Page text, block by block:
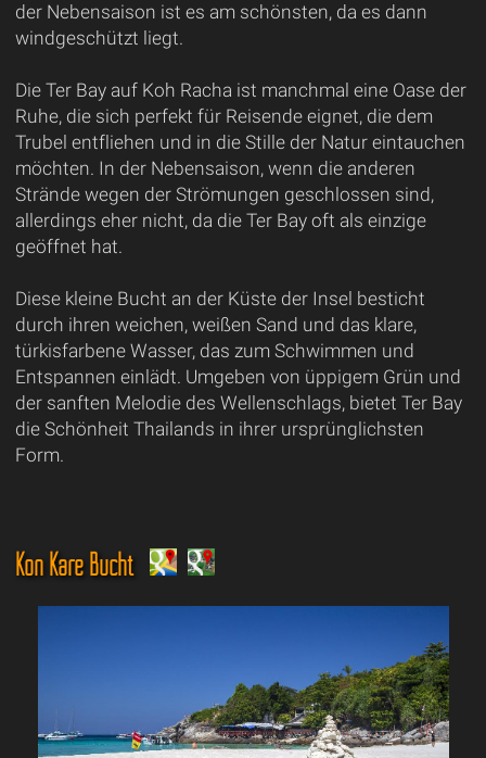
der Nebensaison ist es am schönsten, da es dann
windgeschützt liegt.
Die Ter Bay auf Koh Racha ist manchmal eine Oase der
Ruhe, die sich perfekt für Reisende eignet, die dem
Trubel entfliehen und in die Stille der Natur eintauchen
möchten. In der Nebensaison, wenn die anderen
Strände wegen der Strömungen geschlossen sind,
allerdings eher nicht, da die Ter Bay oft als einzige
geöffnet hat.
Diese kleine Bucht an der Küste der Insel besticht
durch ihren weichen, weißen Sand und das klare,
türkisfarbene Wasser, das zum Schwimmen und
Entspannen einlädt. Umgeben von üppigem Grün und
der sanften Melodie des Wellenschlags, bietet Ter Bay
die Schönheit Thailands in ihrer ursprünglichsten
Form.
Kon Kare Bucht